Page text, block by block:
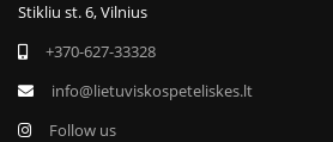
Stikliu st. 6, Vilnius
+370-627-33328
info@lietuviskospeteliskes.lt
Follow us